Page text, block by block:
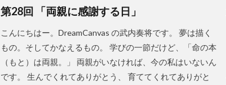
第28回 「両親に感謝する日」
こんにちはー。DreamCanvas の武内奏将です。 夢は描く
もの。そしてかなえるもの。 学びの一節だけど、「命の本
（もと）は両親。」 両親がいなければ、今の私はいないん
です。 生んでくれてありがとう、 育ててくれてありがと